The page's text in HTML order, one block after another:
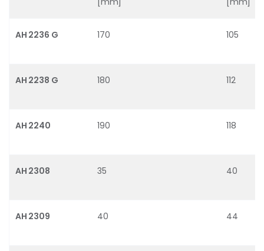
AH 2236 G 170 105
AH 2238 G 180 112
AH 2240 190 118
AH 2308 35 40
AH 2309 40 44